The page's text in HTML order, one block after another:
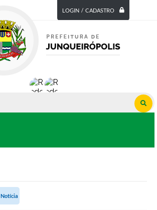
LOGIN / CADASTRO
Notícia